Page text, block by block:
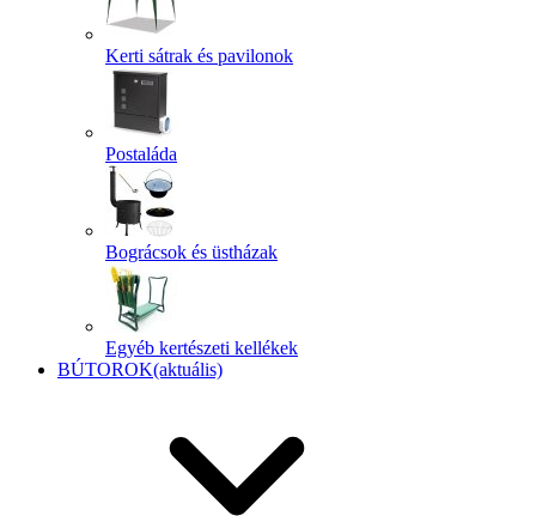
Kerti sátrak és pavilonok
Postaláda
Bográcsok és üstházak
Egyéb kertészeti kellékek
BÚTOROK(aktuális)